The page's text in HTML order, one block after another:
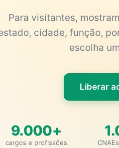
Para visitantes,
cidade, função,
escolha
Liberar
9.000+
cargos e profissões